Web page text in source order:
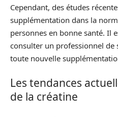
Cependant, des études
supplémentation dans la
personnes en bonne santé. Il
consulter un professionnel de
toute nouvelle
Les tendances
de la créatine